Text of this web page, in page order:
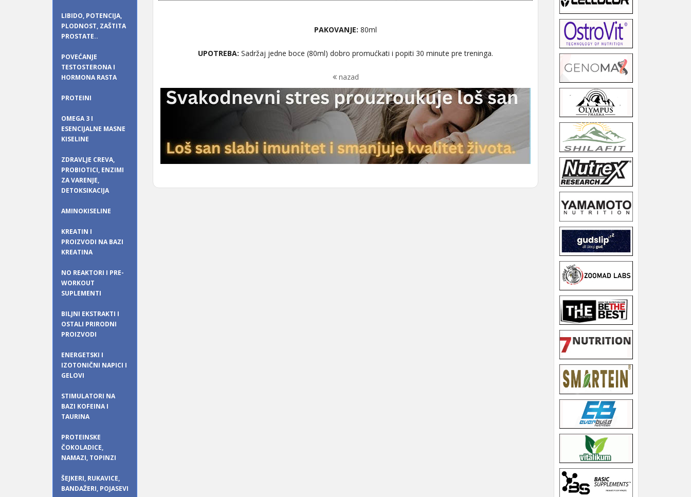
LIBIDO, POTENCIJA,
PLODNOST, ZAŠTITA
PROSTATE..
POVEĆANJE
TESTOSTERONA I
HORMONA RASTA
PROTEINI
OMEGA 3 I
ESENCIJALNE MASNE
KISELINE
ZDRAVLJE CREVA,
PROBIOTICI, ENZIMI
ZA VARENJE,
DETOKSIKACIJA
AMINOKISELINE
KREATIN I
PROIZVODI NA BAZI
KREATINA
NO REAKTORI I PRE-
WORKOUT
SUPLEMENTI
BILJNI EKSTRAKTI I
OSTALI PRIRODNI
PROIZVODI
ENERGETSKI I
IZOTONIČNI NAPICI I
GELOVI
STIMULATORI NA
BAZI KOFEINA I
TAURINA
PROTEINSKE
ČOKOLADICE,
NAMAZI, TOPINZI
ŠEJKERI, RUKAVICE,
BANDAŽERI, POJASEVI
PAKOVANJE: 80ml
UPOTREBA: Sadržaj jedne boce (80ml) dobro promućkati i popiti 30 minute pre treninga.
nazad